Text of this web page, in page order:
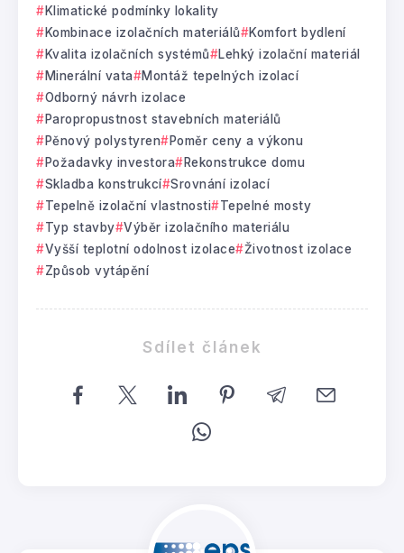
Klimatické podmínky lokality
Kombinace izolačních materiálů
Komfort bydlení
Kvalita izolačních systémů
Lehký izolační materiál
Minerální vata
Montáž tepelných izolací
Odborný návrh izolace
Paropropustnost stavebních materiálů
Pěnový polystyren
Poměr ceny a výkonu
Požadavky investora
Rekonstrukce domu
Skladba konstrukcí
Srovnání izolací
Tepelně izolační vlastnosti
Tepelné mosty
Typ stavby
Výběr izolačního materiálu
Vyšší teplotní odolnost izolace
Životnost izolace
Způsob vytápění
Sdílet článek